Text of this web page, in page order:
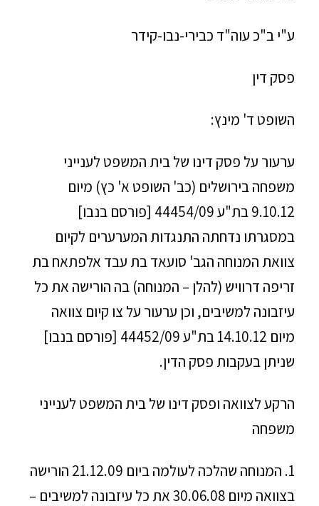
ע"י ב"כ עוה"ד כבירי-נבו-קידר
פסק דין
השופט ד' מינץ:
ערעור על פסק דינו של בית המשפט לענייני
משפחה בירושלים (כב' השופט א' כץ) מיום
9.10.12 בת"ע 44454/09 [פורסם בנבו]
במסגרתו נדחתה התנגדות המערערים לקיום
צוואת המנוחה הגב' סועאד בת עבד אלפתאח בת
זריפה דרוויש (להלן – המנוחה) בה הורישה את כל
עיזבונה למשיבים, וכן ערעור על צו קיום צוואה
מיום 14.10.12 בת"ע 44452/09 [פורסם בנבו]
שניתן בעקבות פסק הדין.
הרקע לצוואה ופסק דינו של בית המשפט לענייני
משפחה
1. המנוחה שהלכה לעולמה ביום 21.12.09 הורישה
בצוואה מיום 30.06.08 את כל עיזבונה למשיבים –